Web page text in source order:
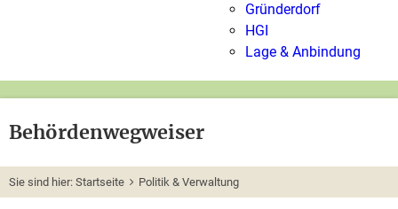
Gründerdorf
HGI
Lage & Anbindung
Behördenwegweiser
Sie sind hier: Startseite Politik & Verwaltung